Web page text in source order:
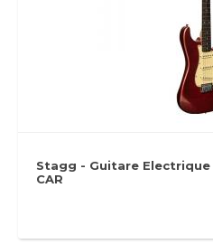
Stagg - Guitare Electrique
CAR